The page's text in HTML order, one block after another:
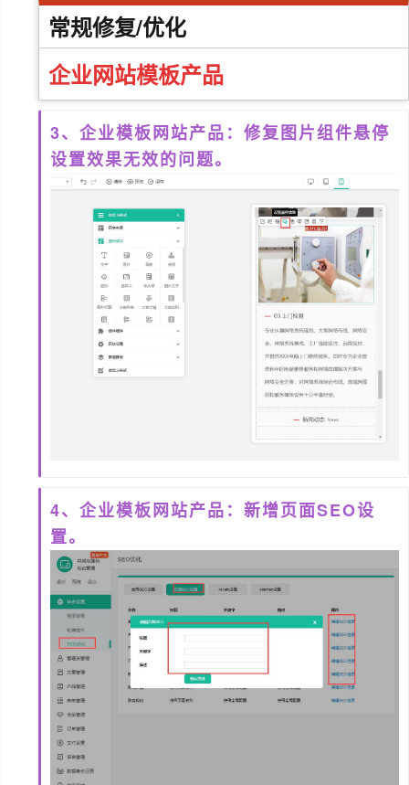
常规修复/优化
企业网站模板产品
3、企业模板网站产品：修复图片组件悬停
设置效果无效的问题。
4、企业模板网站产品：新增页面SEO设
置。